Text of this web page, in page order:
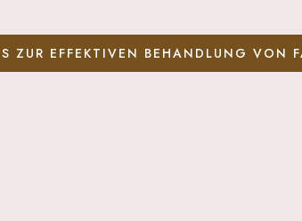
ZUR EFFEKTIVEN BEHANDLUNG VON